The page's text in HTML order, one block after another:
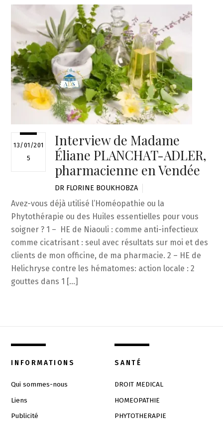
13/01/201
5
Interview de Madame
Éliane PLANCHAT-ADLER,
pharmacienne en Vendée
DR FLORINE BOUKHOBZA
Avez-vous déjà utilisé l’Homéopathie ou la
Phytothérapie ou des Huiles essentielles pour vous
soigner ? 1 – HE de Niaouli : comme anti-infectieux
comme cicatrisant : seul avec résultats sur moi et des
clients de mon officine, de ma pharmacie. 2 – HE de
Helichryse contre les hématomes: action locale : 2
gouttes dans 1 […]
INFORMATIONS
Qui sommes-nous
Liens
Publicité
SANTÉ
DROIT MEDICAL
HOMEOPATHIE
PHYTOTHERAPIE